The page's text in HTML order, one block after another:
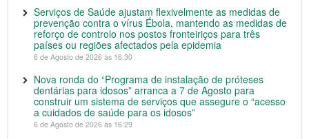
Serviços de Saúde ajustam flexivelmente as medidas de
prevenção contra o vírus Ébola, mantendo as medidas de
reforço de controlo nos postos fronteiriços para três
países ou regiões afectados pela epidemia
6 de Agosto de 2026 às 16:30
Nova ronda do “Programa de instalação de próteses
dentárias para idosos” arranca a 7 de Agosto para
construir um sistema de serviços que assegure o “acesso
a cuidados de saúde para os idosos”
6 de Agosto de 2026 às 16:29